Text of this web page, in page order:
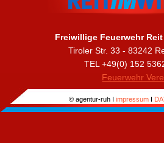
Freiwillige Feuerwehr Reit
Tiroler Str. 33 - 83242
TEL +49(0) 152
Feuerwehr
© agentur-ruh Iimpressum I